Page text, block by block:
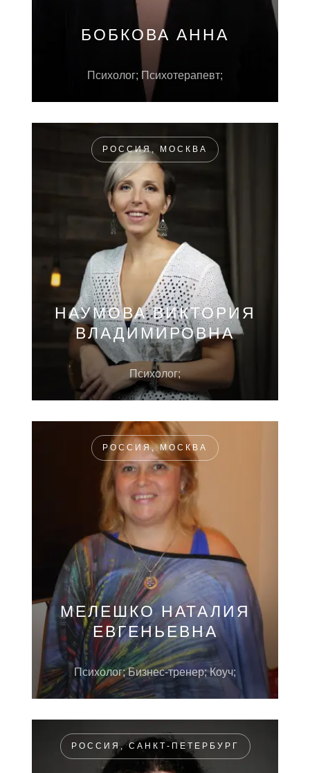
БОБКОВА АННА
Психолог; Психотерапевт;
РОССИЯ, МОСКВА
НАУМОВА ВИКТОРИЯ
ВЛАДИМИРОВНА
Психолог;
РОССИЯ, МОСКВА
МЕЛЕШКО НАТАЛИЯ
ЕВГЕНЬЕВНА
Психолог; Бизнес-тренер; Коуч;
РОССИЯ, САНКТ-ПЕТЕРБУРГ